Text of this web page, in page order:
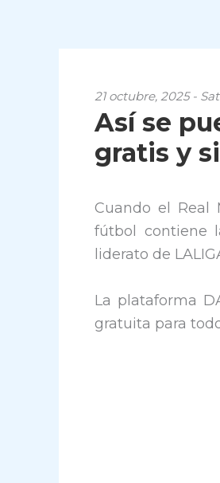
21 octubre, 2025 -
Así se
gratis y
Cuando el Real
fútbol contiene
liderato de
La plataforma
gratuita para